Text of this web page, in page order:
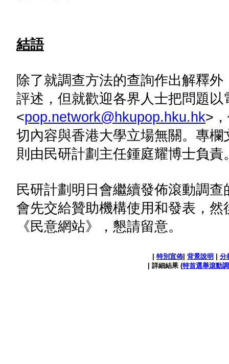
結語
除了就調查方法的查詢作出解釋
評述，但就歡迎各界人士把問題
<pop.network@hkupop.hku.hk>
切內容與香港大學立場無關。專
則由民研計劃主任鍾庭耀博士負責
民研計劃明日會繼續發佈滾動調
會先交給贊助機構使用和發表，
《民意網站》，懇請留意。
特別宣佈| 背景說明
分
| 詳細結果 (特首選舉滾動